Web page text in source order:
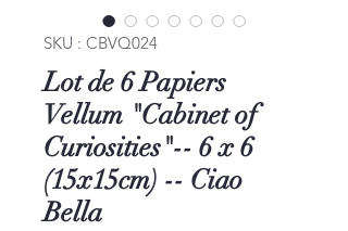
SKU : CBVQ024
Lot de 6 Papiers
Vellum "Cabinet of
Curiosities"-- 6 x 6
(15x15cm) -- Ciao
Bella